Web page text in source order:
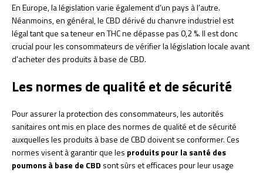
En Europe, la législation varie également d’un pays à l’autre.
Néanmoins, en général, le CBD dérivé du chanvre industriel est
légal tant que sa teneur en THC ne dépasse pas 0,2 %. Il est donc
crucial pour les consommateurs de vérifier la législation locale avant
d’acheter des produits à base de CBD.
Les normes de qualité et de sécurité
Pour assurer la protection des consommateurs, les autorités
sanitaires ont mis en place des normes de qualité et de sécurité
auxquelles les produits à base de CBD doivent se conformer. Ces
normes visent à garantir que les produits pour la santé des
poumons à base de CBD sont sûrs et efficaces pour leur usage